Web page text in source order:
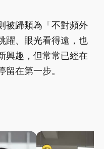
被歸類為「不對頻外
躍、眼光看得遠，也
興趣，但常常已經在
在第一步。